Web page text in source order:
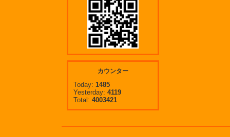
カウンター
Today: 1485
Yesterday: 4119
Total: 4003421